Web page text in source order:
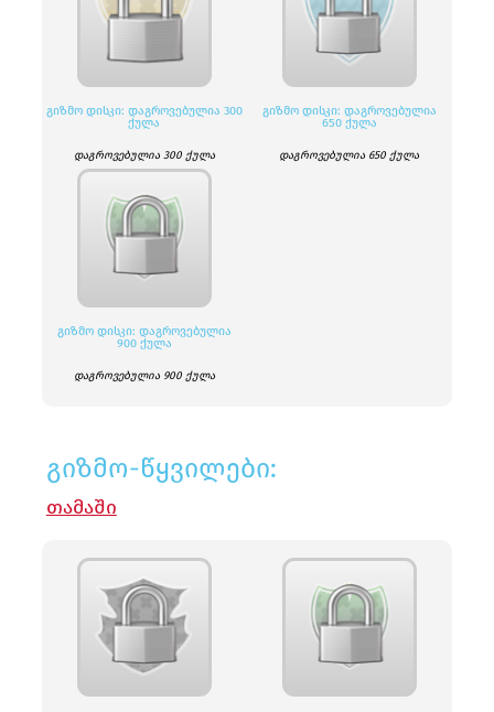
ᲒᲘᲖᲛᲝ ᲓᲘᲡᲙᲘ: ᲓᲐᲒᲠᲝᲕᲔᲑᲣᲚᲘᲐ 300
ᲥᲣᲚᲐ
დაგროვებულია 300 ქულა
ᲒᲘᲖᲛᲝ ᲓᲘᲡᲙᲘ: ᲓᲐᲒᲠᲝᲕᲔᲑᲣᲚᲘᲐ
650 ᲥᲣᲚᲐ
დაგროვებულია 650 ქულა
ᲒᲘᲖᲛᲝ ᲓᲘᲡᲙᲘ: ᲓᲐᲒᲠᲝᲕᲔᲑᲣᲚᲘᲐ
900 ᲥᲣᲚᲐ
დაგროვებულია 900 ქულა
გიზმო-წყვილები:
ᲗᲐᲛᲐᲨᲘ